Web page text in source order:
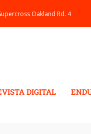
Oakland Rd. 4
DIGITAL